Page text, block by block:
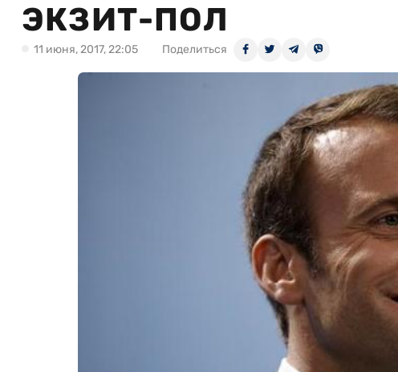
ЭКЗИТ-ПОЛ
11 июня, 2017, 22:05 Поделиться